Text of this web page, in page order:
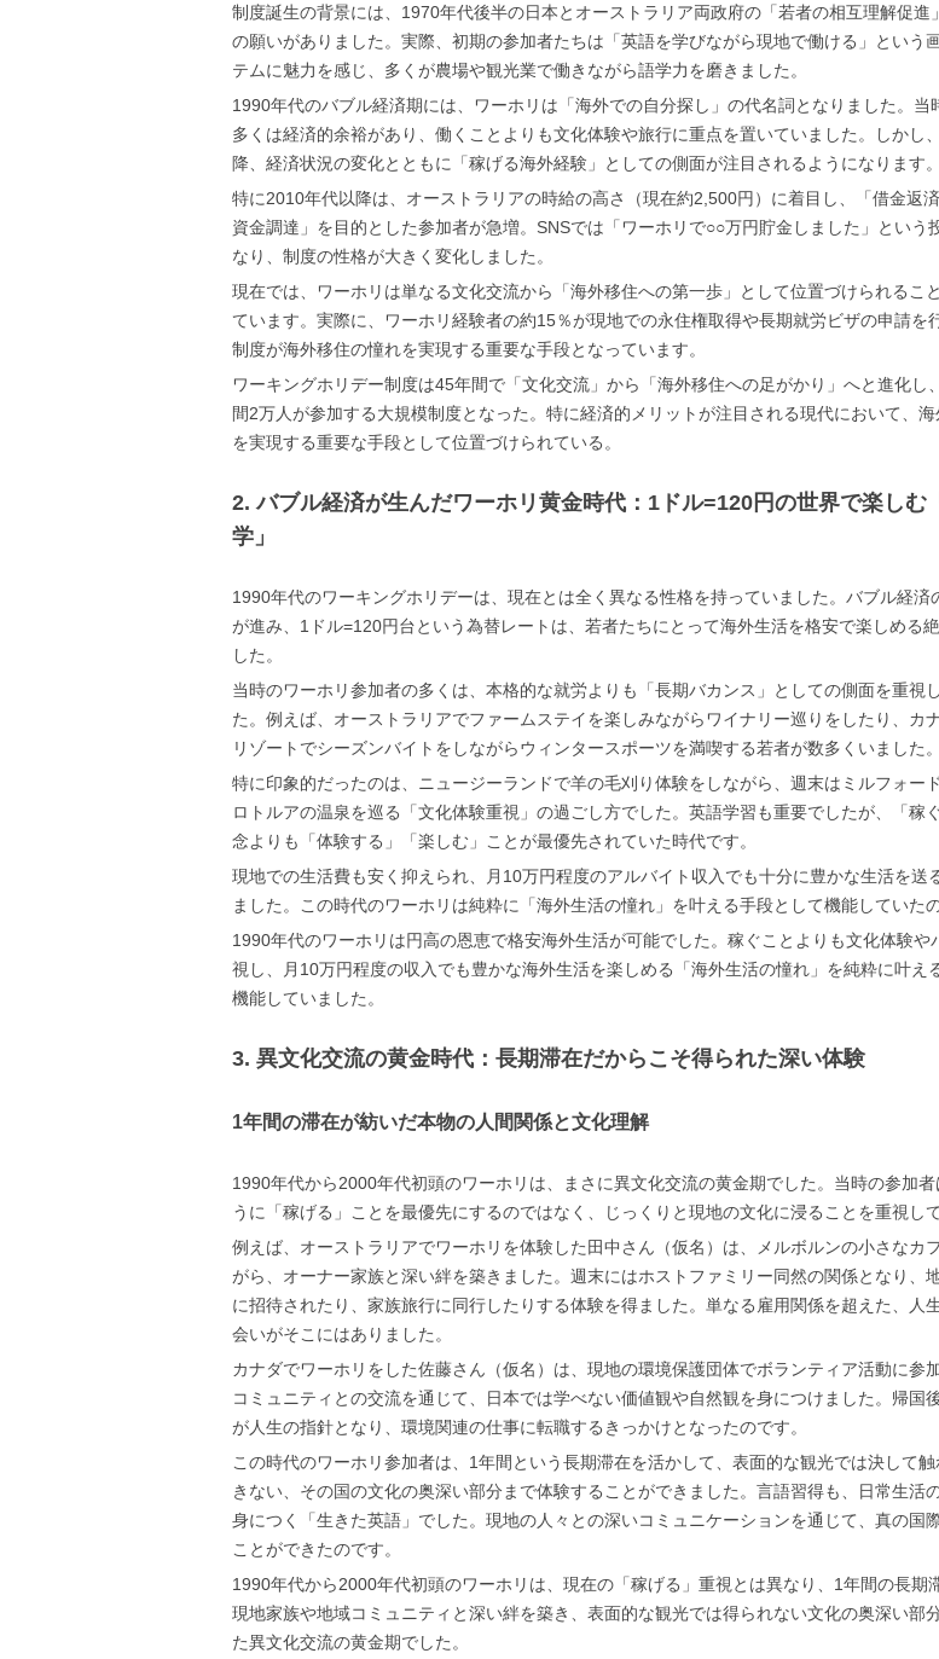
制度誕生の背景には、1970年代後半の日本とオーストラリア両政府の「若者の相互理解促進
の願いがありました。実際、初期の参加者たちは「英語を学びながら現地で働ける」という
テムに魅力を感じ、多くが農場や観光業で働きながら語学力を磨きました。
1990年代のバブル経済期には、ワーホリは「海外での自分探し」の代名詞となりました。当
多くは経済的余裕があり、働くことよりも文化体験や旅行に重点を置いていました。しかし
降、経済状況の変化とともに「稼げる海外経験」としての側面が注目されるようになります。
特に2010年代以降は、オーストラリアの時給の高さ（現在約2,500円）に着目し、「借金返
資金調達」を目的とした参加者が急増。SNSでは「ワーホリで○○万円貯金しました」という
なり、制度の性格が大きく変化しました。
現在では、ワーホリは単なる文化交流から「海外移住への第一歩」として位置づけられるこ
ています。実際に、ワーホリ経験者の約15％が現地での永住権取得や長期就労ビザの申請を
制度が海外移住の憧れを実現する重要な手段となっています。
ワーキングホリデー制度は45年間で「文化交流」から「海外移住への足がかり」へと進化し
間2万人が参加する大規模制度となった。特に経済的メリットが注目される現代において、
を実現する重要な手段として位置づけられている。
2. バブル経済が生んだワーホリ黄金時代：1ドル=120円の世界で楽しむ
学」
1990年代のワーキングホリデーは、現在とは全く異なる性格を持っていました。バブル経済
が進み、1ドル=120円台という為替レートは、若者たちにとって海外生活を格安で楽しめる
した。
当時のワーホリ参加者の多くは、本格的な就労よりも「長期バカンス」としての側面を重視
た。例えば、オーストラリアでファームステイを楽しみながらワイナリー巡りをしたり、カ
リゾートでシーズンバイトをしながらウィンタースポーツを満喫する若者が数多くいました。
特に印象的だったのは、ニュージーランドで羊の毛刈り体験をしながら、週末はミルフォー
ロトルアの温泉を巡る「文化体験重視」の過ごし方でした。英語学習も重要でしたが、「稼
念よりも「体験する」「楽しむ」ことが最優先されていた時代です。
現地での生活費も安く抑えられ、月10万円程度のアルバイト収入でも十分に豊かな生活を送
ました。この時代のワーホリは純粋に「海外生活の憧れ」を叶える手段として機能していたの
1990年代のワーホリは円高の恩恵で格安海外生活が可能でした。稼ぐことよりも文化体験や
視し、月10万円程度の収入でも豊かな海外生活を楽しめる「海外生活の憧れ」を純粋に叶え
機能していました。
3. 異文化交流の黄金時代：長期滞在だからこそ得られた深い体験
1年間の滞在が紡いだ本物の人間関係と文化理解
1990年代から2000年代初頭のワーホリは、まさに異文化交流の黄金期でした。当時の参加者
うに「稼げる」ことを最優先にするのではなく、じっくりと現地の文化に浸ることを重視して
例えば、オーストラリアでワーホリを体験した田中さん（仮名）は、メルボルンの小さなカ
がら、オーナー家族と深い絆を築きました。週末にはホストファミリー同然の関係となり、
に招待されたり、家族旅行に同行したりする体験を得ました。単なる雇用関係を超えた、人
会いがそこにはありました。
カナダでワーホリをした佐藤さん（仮名）は、現地の環境保護団体でボランティア活動に参
コミュニティとの交流を通じて、日本では学べない価値観や自然観を身につけました。帰国
が人生の指針となり、環境関連の仕事に転職するきっかけとなったのです。
この時代のワーホリ参加者は、1年間という長期滞在を活かして、表面的な観光では決して
きない、その国の文化の奥深い部分まで体験することができました。言語習得も、日常生活
身につく「生きた英語」でした。現地の人々との深いコミュニケーションを通じて、真の国
ことができたのです。
1990年代から2000年代初頭のワーホリは、現在の「稼げる」重視とは異なり、1年間の長期
現地家族や地域コミュニティと深い絆を築き、表面的な観光では得られない文化の奥深い部
た異文化交流の黄金期でした。